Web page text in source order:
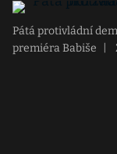
Pátá protivládní
premiéra Babiše